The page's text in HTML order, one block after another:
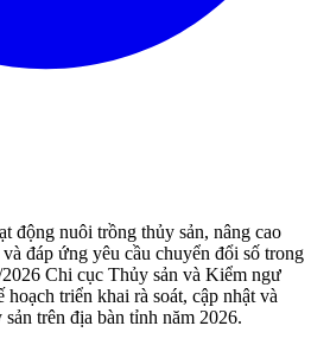
động nuôi trồng thủy sản, nâng cao
đáp ứng yêu cầu chuyển đổi số trong
Chi cục Thủy sản và Kiểm ngư
triển khai rà soát, cập nhật và
trên địa bàn tỉnh năm 2026.